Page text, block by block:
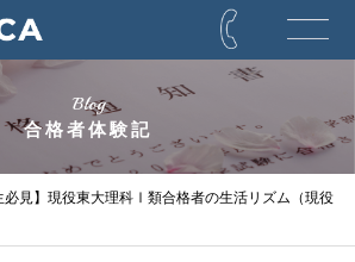
Blog
合格者体験記
必見】現役東大理科Ⅰ類合格者の生活リズム（現役